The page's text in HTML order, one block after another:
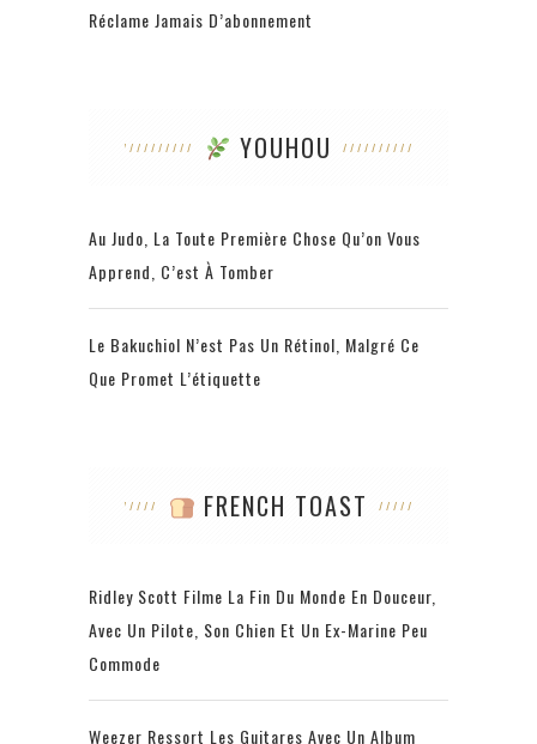
Réclame Jamais D’abonnement
YOUHOU
Au Judo, La Toute Première Chose Qu’on Vous
Apprend, C’est À Tomber
Le Bakuchiol N’est Pas Un Rétinol, Malgré Ce
Que Promet L’étiquette
FRENCH TOAST
Ridley Scott Filme La Fin Du Monde En Douceur,
Avec Un Pilote, Son Chien Et Un Ex-Marine Peu
Commode
Weezer Ressort Les Guitares Avec Un Album